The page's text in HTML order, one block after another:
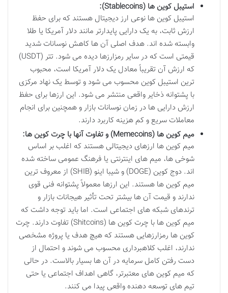
استیبل کوین ها (Stablecoins):
استیبل کوین ها نوعی ارز دیجیتال هستند که برای حفظ
ارزش ثابت، به یک دارایی پایدارتر مانند دلار آمریکا یا طلا
وابسته شده اند. هدف اصلی آن ها کاهش نوسانات شدید
قیمتی است که در سایر رمزارزها دیده می شود. تتر (USDT)
که ارزش آن تقریباً معادل یک دلار آمریکا است، محبوب
ترین استیبل کوین محسوب می شود و توسط یک نهاد مرکزی
با پشتوانه ذخایر واقعی منتشر می شود. این ارزها برای حفظ
ارزش دارایی ها در زمان نوسانات بازار و همچنین برای انجام
معاملات سریع و کم هزینه کاربرد دارند.
میم کوین ها (Memecoins) و تفاوت آنها با چرت کوین ها:
میم کوین ها ارزهای دیجیتالی هستند که اغلب بر اساس
شوخی ها، میم های اینترنتی یا فرهنگ عمومی ساخته شده
اند. دوج کوین (DOGE) و شیبا اینو (SHIB) از معروف ترین
میم کوین ها هستند. این ارزها معمولاً پشتوانه فنی قوی
ندارند و قیمت آن ها بیشتر تحت تأثیر هیجانات بازار و
ترندهای شبکه های اجتماعی است. اما باید توجه داشت که
میم کوین ها با چرت کوین ها (Shitcoins) تفاوت دارند. چرت
کوین ها رمزارزهایی هستند که هیچ هدف یا پروژه مشخصی
ندارند، اغلب کلاهبرداری محسوب می شوند و احتمال از
دست رفتن کامل سرمایه در آن ها بسیار بالاست. در حالی
که میم کوین های معتبرتر، گاهی اهداف اجتماعی یا حتی
تیم های توسعه دهنده واقعی پیدا می کنند.